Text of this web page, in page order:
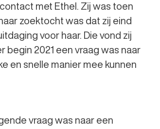
met Ethel. Zij was toen
zoektocht was dat zij eind
voor haar. Die vond zij
begin 2021 een vraag was naar
en snelle manier mee kunnen
vraag was naar een